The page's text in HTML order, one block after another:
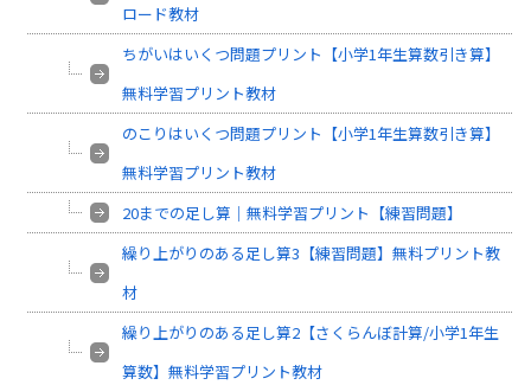
ロード教材
ちがいはいくつ問題プリント【小学1年生算数引き算】
無料学習プリント教材
のこりはいくつ問題プリント【小学1年生算数引き算】
無料学習プリント教材
20までの足し算｜無料学習プリント【練習問題】
繰り上がりのある足し算3【練習問題】無料プリント教
材
繰り上がりのある足し算2【さくらんぼ計算/小学1年生
算数】無料学習プリント教材